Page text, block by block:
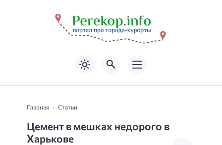
Главная Статьи
Цемент в мешках недорого в
Харькове